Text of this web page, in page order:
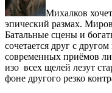
Михалков
эпический размах.
Батальные сцены и
сочетается друг с
современных приёмов
изо всех щелей лезут
фоне другого резко